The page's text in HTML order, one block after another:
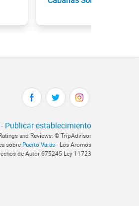
- Publicar establecimiento
and Reviews: © TripAdvisor
sobre Puerto Varas - Los Aromos
de Autor 675245 Ley 11723